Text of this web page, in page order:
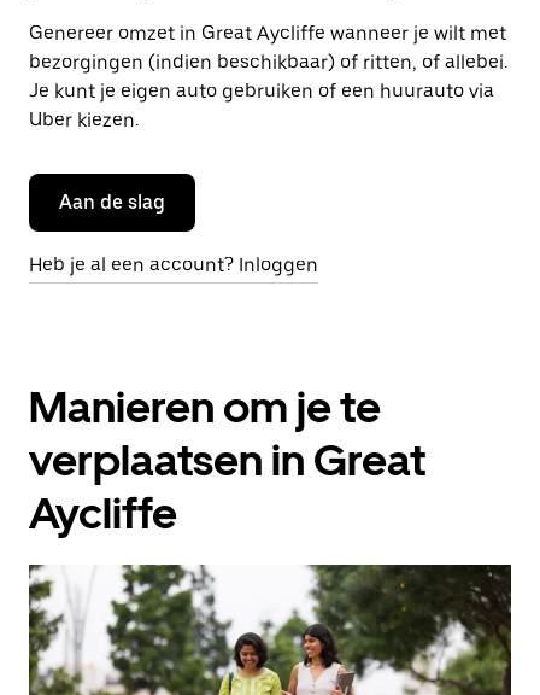
Genereer omzet in Great Aycliffe wanneer je wilt met
bezorgingen (indien beschikbaar) of ritten, of allebei.
Je kunt je eigen auto gebruiken of een huurauto via
Uber kiezen.
Aan de slag
Heb je al een account? Inloggen
Manieren om je te
verplaatsen in Great
Aycliffe